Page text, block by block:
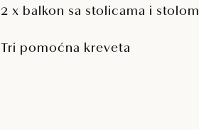
2 x balkon sa stolicama i stolom
Tri pomoćna kreveta